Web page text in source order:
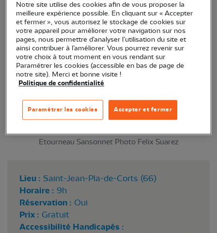
Etourneau Sansonnet Photo Felix Suarez
Lieu : Saint-Jean-Pla-de-Corts (66)
Horaire : 9h
Réservation : Oui
Prix : Gratuit
Accessibilité Handicapés :
Notre site utilise des cookies afin de vous proposer la
meilleure expérience possible. En cliquant sur « Accepter
et fermer », vous autorisez le stockage de cookies sur
votre appareil pour améliorer votre navigation sur nos
pages, nous permettre d’analyser l’utilisation du site et
ainsi contribuer à l’améliorer. Vous pourrez revenir sur
votre choix à tout moment en vous rendant sur
Paramétrer les cookies (accessible en bas de page de
notre site). Merci et bonne visite !
Politique de confidentialité
Accepter et fermer
Paramétrer les cookies